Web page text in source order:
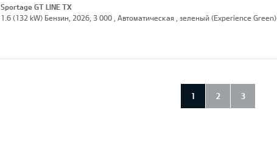
Sportage GT LINE TX
1.6 (132 kW) Бензин, 2026, 3 000 , Автоматическая , зеленый (Experience Green)
1 2 3